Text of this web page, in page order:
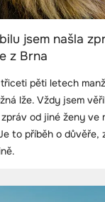
jsem našla
z Brna
pěti letech
lže. Vždy jsem
od jiné ženy ve
to příběh o důvěře,